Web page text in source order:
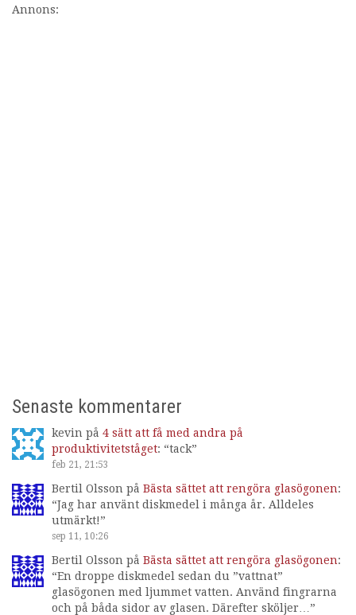
Annons:
Senaste kommentarer
kevin på 4 sätt att få med andra på
produktivitetståget: “tack”
feb 21, 21:53
Bertil Olsson på Bästa sättet att rengöra glasögonen:
“Jag har använt diskmedel i många år. Alldeles
utmärkt!”
sep 11, 10:26
Bertil Olsson på Bästa sättet att rengöra glasögonen:
“En droppe diskmedel sedan du ”vattnat”
glasögonen med ljummet vatten. Använd fingrarna
och på båda sidor av glasen. Därefter sköljer… ”